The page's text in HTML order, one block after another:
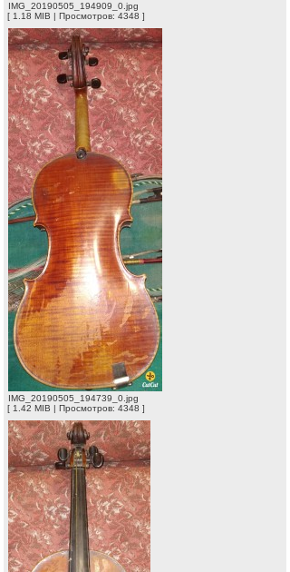
IMG_20190505_194909_0.jpg
[ 1.18 MIB | Просмотров: 4348 ]
IMG_20190505_194739_0.jpg
[ 1.42 MIB | Просмотров: 4348 ]